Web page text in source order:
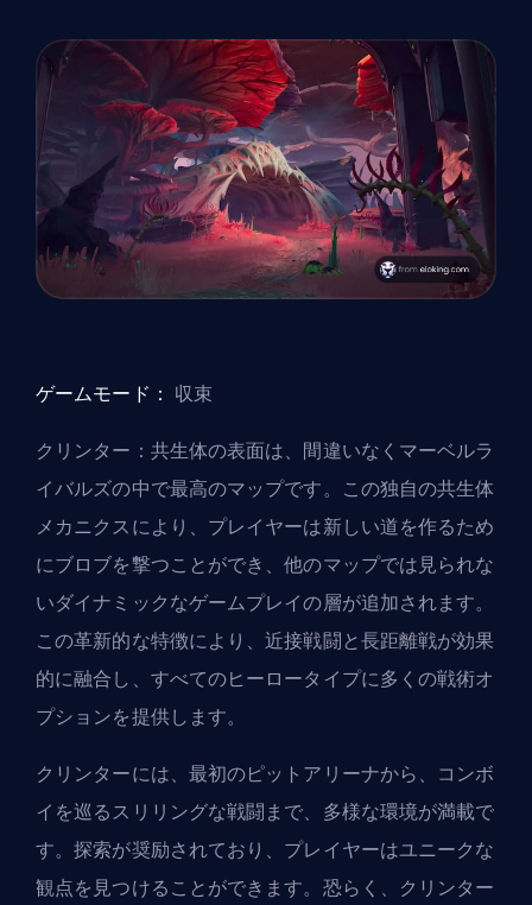
ゲームモード： 収束
クリンター：共生体の表面は、間違いなくマーベルラ
イバルズの中で最高のマップです。この独自の共生体
メカニクスにより、プレイヤーは新しい道を作るため
にブロブを撃つことができ、他のマップでは見られな
いダイナミックなゲームプレイの層が追加されます。
この革新的な特徴により、近接戦闘と長距離戦が効果
的に融合し、すべてのヒーロータイプに多くの戦術オ
プションを提供します。
クリンターには、最初のピットアリーナから、コンボ
イを巡るスリリングな戦闘まで、多様な環境が満載で
す。探索が奨励されており、プレイヤーはユニークな
観点を見つけることができます。恐らく、クリンター